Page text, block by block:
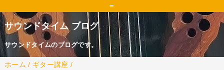
=
サウンドタイム ブログ
サウンドタイムのブログです。
ホーム / ギター講座 /